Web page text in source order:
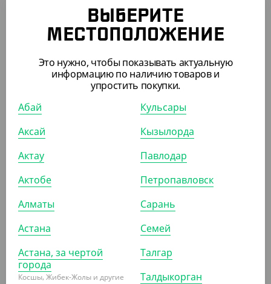
Пакет для приборов с плоским дном, 80*220 мм, крафт
1 034.30₸
(1 034.30₸/ШТ)
Пакет маечка с ручкой, матовый, 100 шт/уп, 300*550
ВЫБЕРИТЕ
МЕСТОПОЛОЖЕНИЕ
Это нужно, чтобы показывать актуальную
информацию по наличию товаров и
упростить покупки.
Абай
Аксай
Актау
Актобе
Алматы
Астана
Астана, за чертой
города
Косшы, Жибек-Жолы и другие
Кульсары
Кызылорда
Павлодар
Петропавловск
Сарань
Семей
Талгар
Талдыкорган